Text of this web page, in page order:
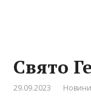
Свято
29.09.2023 Новини